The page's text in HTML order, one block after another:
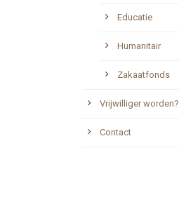
Educatie
Humanitair
Zakaatfonds
Vrijwilliger worden?
Contact